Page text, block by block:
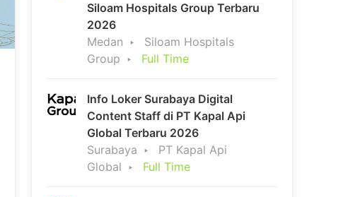
Siloam Hospitals Group Terbaru
2026
Medan
Siloam Hospitals
Group
Full Time
Info Loker Surabaya Digital
Content Staff di PT Kapal Api
Global Terbaru 2026
Surabaya
PT Kapal Api
Global
Full Time